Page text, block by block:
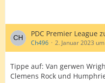
PDC Premier League
Ch496 2. Januar 2023
Tippe auf: Van gerwen
Clemens Rock und